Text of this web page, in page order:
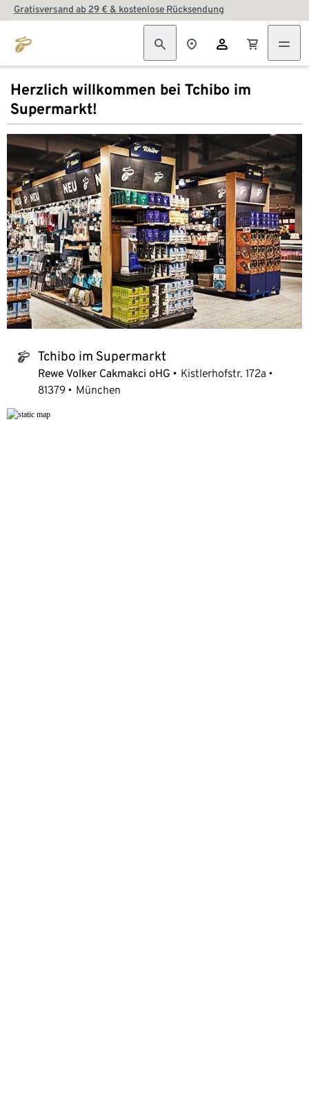
Gratisversand ab 29 € & kostenlose Rücksendung
Herzlich willkommen bei Tchibo im
Supermarkt!
tchibo_logo Tchibo im Supermarkt
Rewe Volker Cakmakci oHG
Kistlerhofstr. 172a
81379
München